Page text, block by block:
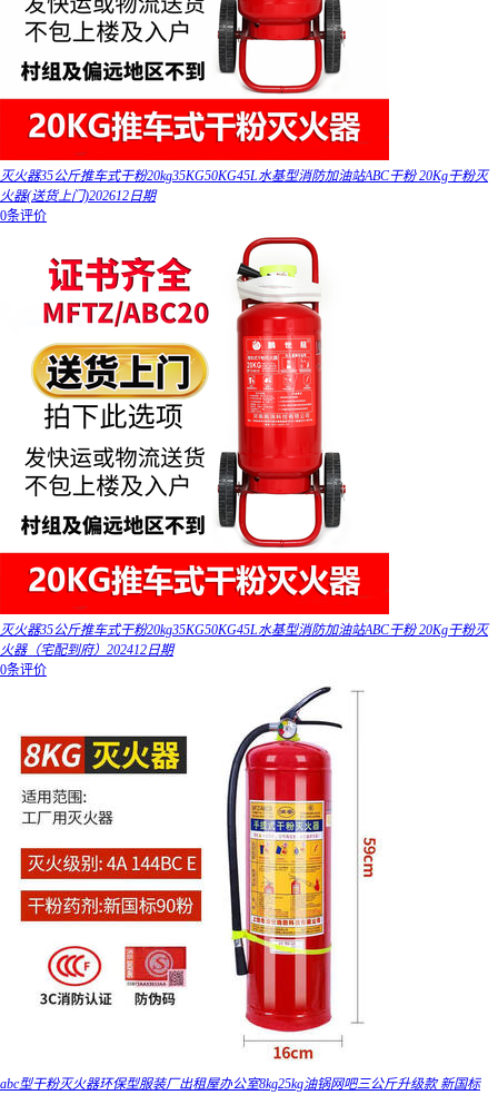
灭火器35公斤推车式干粉20kg35KG50KG45L水基型消防加油站ABC干粉 20Kg干粉灭
火器(送货上门)202612日期
0条评价
灭火器35公斤推车式干粉20kg35KG50KG45L水基型消防加油站ABC干粉 20Kg干粉灭
火器（宅配到府）202412日期
0条评价
abc型干粉灭火器环保型服装厂出租屋办公室8kg25kg油锅网吧三公斤升级款 新国标